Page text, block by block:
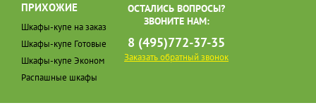
ПРИХОЖИЕ
Шкафы-купе на заказ
Шкафы-купе Готовые
Шкафы-купе Эконом
Распашные шкафы
ОСТАЛИСЬ ВОПРОСЫ?
ЗВОНИТЕ НАМ:
8 (495)772-37-35
Заказать обратный звонок